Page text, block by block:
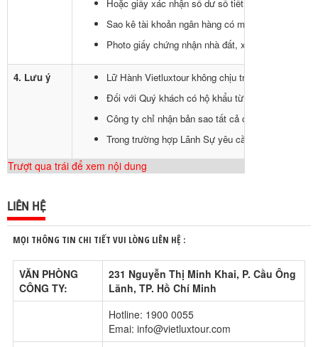
Hoặc giấy xác nhận số dư sổ tiết kiệm tối thiểu
Sao kê tài khoản ngân hàng có mộc đỏ, trong
Photo giấy chứng nhận nhà đất, xe hơi (nếu có).
4. Lưu ý
Lữ Hành Vietluxtour không chịu trách nhiệm về
Đối với Quý khách có hộ khẩu từ Bình Định trở ra
Công ty chỉ nhận bản sao tất cả các loại hồ sơ và
Trong trường hợp Lãnh Sự yêu cầu bổ sung
Trượt qua trái để xem nội dung
LIÊN HỆ
MỌI THÔNG TIN CHI TIẾT VUI LÒNG LIÊN HỆ :
VĂN PHÒNG
CÔNG TY:
231 Nguyễn Thị Minh Khai, P. Cầu Ông
Lãnh, TP. Hồ Chí Minh
Hotline: 1900 0055
Emai: info@vietluxtour.com